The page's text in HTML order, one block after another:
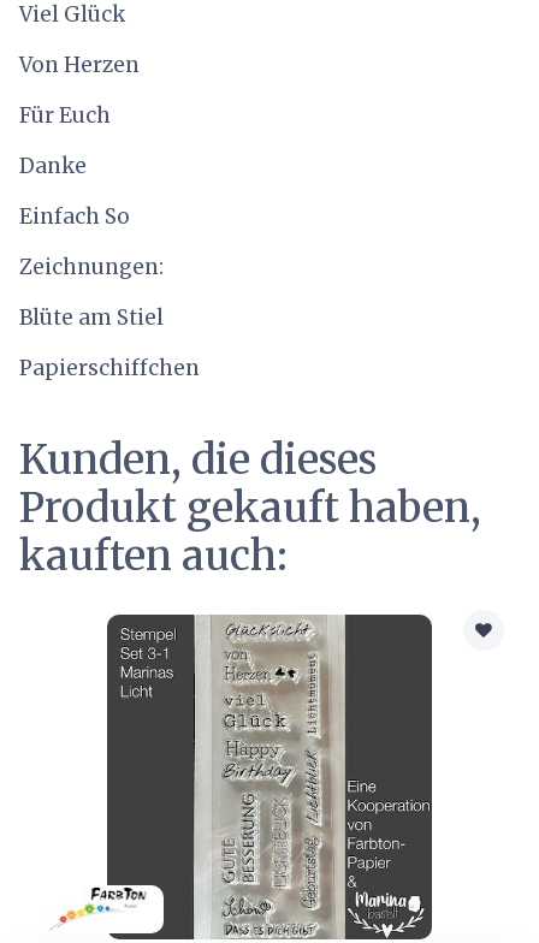
Viel Glück
Von Herzen
Für Euch
Danke
Einfach So
Zeichnungen:
Blüte am Stiel
Papierschiffchen
Kunden, die dieses
Produkt gekauft haben,
kauften auch: